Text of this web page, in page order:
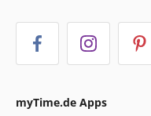
myTime.de Apps